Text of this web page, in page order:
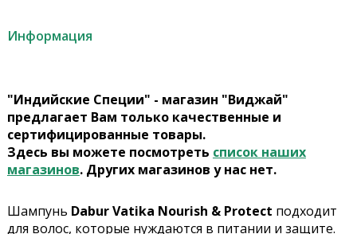
Информация
"Индийские Специи" - магазин "Виджай"
предлагает Вам только качественные и
сертифицированные товары.
Здесь вы можете посмотреть список наших
магазинов. Других магазинов у нас нет.
Шампунь Dabur Vatika Nourish & Protect подходит
для волос, которые нуждаются в питании и защите.